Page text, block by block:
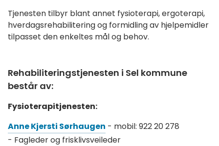
Tjenesten tilbyr blant annet fysioterapi, ergoterapi,
hverdagsrehabilitering og formidling av hjelpemidler
tilpasset den enkeltes mål og behov.
Rehabiliteringstjenesten i Sel kommune
består av:
Fysioterapitjenesten:
Anne Kjersti Sørhaugen - mobil: 922 20 278
- Fagleder og frisklivsveileder